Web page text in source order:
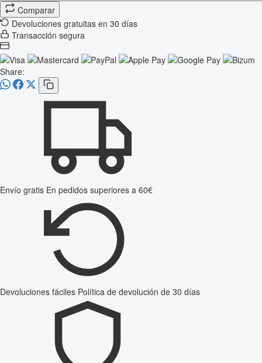
Comparar
Devoluciones gratuitas en 30 días
Transacción segura
Share:
Envío gratis En pedidos superiores a 60€
Devoluciones fáciles Política de devolución de 30 días